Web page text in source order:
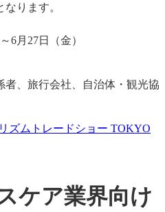
ります。
6月27日（金）
者、旅行会社、自治体・観光協
ズムトレードショー TOKYO
ケア業界向け